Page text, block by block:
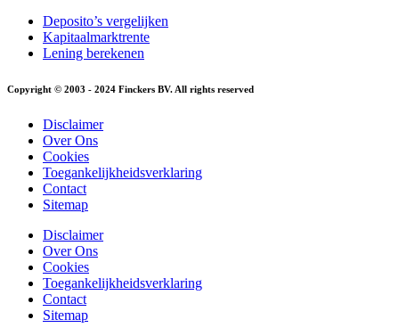
Deposito’s vergelijken
Kapitaalmarktrente
Lening berekenen
Copyright © 2003 - 2024 Finckers BV. All rights reserved
Disclaimer
Over Ons
Cookies
Toegankelijkheidsverklaring
Contact
Sitemap
Disclaimer
Over Ons
Cookies
Toegankelijkheidsverklaring
Contact
Sitemap